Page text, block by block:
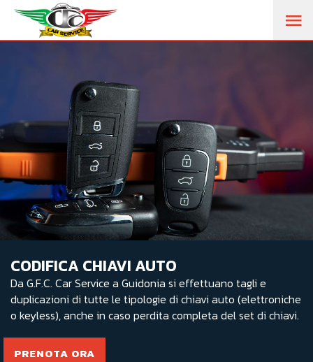
CODIFICA CHIAVI AUTO
Da G.F.C. Car Service a Guidonia si effettuano tagli e
duplicazioni di tutte le tipologie di chiavi auto (elettroniche
o keyless), anche in caso perdita completa del set di chiavi.
PRENOTA ORA